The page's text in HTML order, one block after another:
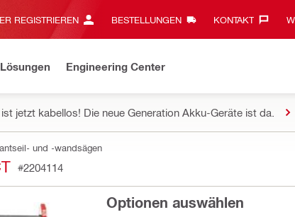
REGISTRIEREN BESTELLUNGEN KONTAKT‎
Lösungen Engineering Center
jetzt kabellos! Die neue Generation Akku-Geräte ist da.
und -wandsägen
#2204114
Optionen auswählen